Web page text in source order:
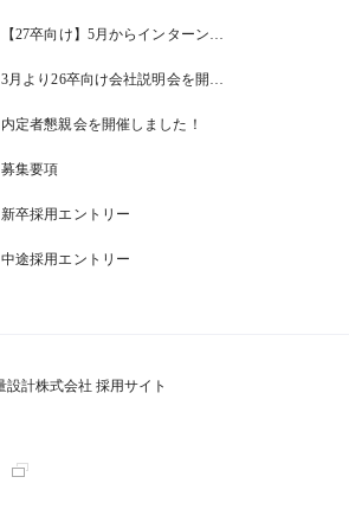
【27卒向け】5月からインターン…
3月より26卒向け会社説明会を開…
内定者懇親会を開催しました！
募集要項
新卒採用エントリー
中途採用エントリー
設計株式会社 採用サイト